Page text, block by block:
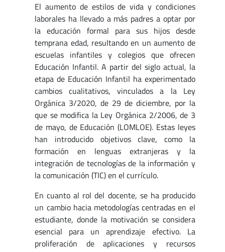
El aumento de estilos de vida y condiciones
laborales ha llevado a más padres a optar por
la educación formal para sus hijos desde
temprana edad, resultando en un aumento de
escuelas infantiles y colegios que ofrecen
Educación Infantil. A partir del siglo actual, la
etapa de Educación Infantil ha experimentado
cambios cualitativos, vinculados a la Ley
Orgánica 3/2020, de 29 de diciembre, por la
que se modifica la Ley Orgánica 2/2006, de 3
de mayo, de Educación (LOMLOE). Estas leyes
han introducido objetivos clave, como la
formación en lenguas extranjeras y la
integración de tecnologías de la información y
la comunicación (TIC) en el currículo.
En cuanto al rol del docente, se ha producido
un cambio hacia metodologías centradas en el
estudiante, donde la motivación se considera
esencial para un aprendizaje efectivo. La
proliferación de aplicaciones y recursos